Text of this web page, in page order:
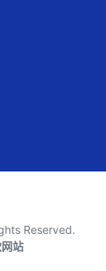
Reserved.
站